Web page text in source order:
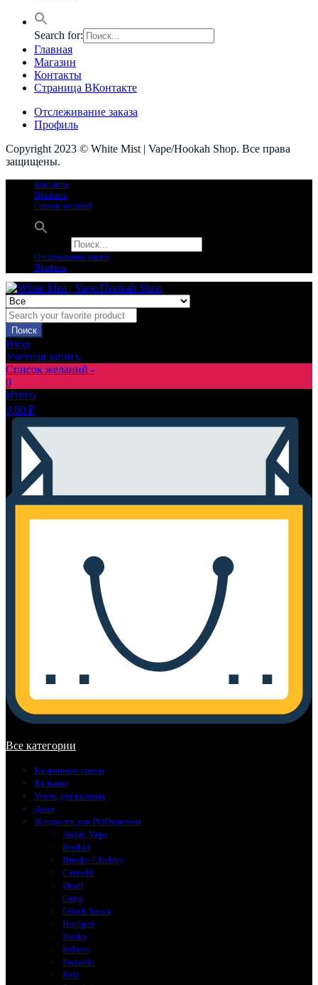
Search for:
Главная
Магазин
Контакты
Страница ВКонтакте
Отслеживание заказа
Профиль
Copyright 2023 © White Mist | Vape/Hookah Shop. Все права
защищены.
Контакты
Профиль
Список желаний
Отслеживание заказа
Профиль
Поиск
Вход
Учетная запись
Список желаний -
0
Итого
0,00 ₽
Все категории
Кальянные смеси
Кальяны
Уголь для кальяна
Доха
Жидкости для POD-систем
Angry Vape
Boshki
Brusko Chubby
Catswill
Duall
Gang
Glitch Sauce
HotSpot
Husky
Inflave
Podonki
Rell